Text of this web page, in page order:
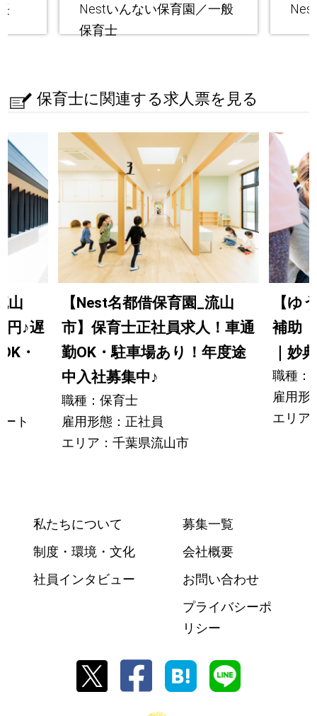
Nestいんない保育園／一般
保育士
保育士に関連する求人票を見る
山
円 ♪遅
・
ト
【Nest名都借保育園_流山
市】保育士正社員求人！車通
勤OK・駐車場あり！年度途
中入社募集中♪
職種：保育士
雇用形態：正社員
エリア：千葉県流山市
【ゆ
補助
｜妙
職種：
雇用形
エリア
私たちについて
制度・環境・文化
社員インタビュー
募集一覧
会社概要
お問い合わせ
プライバシーポ
リシー